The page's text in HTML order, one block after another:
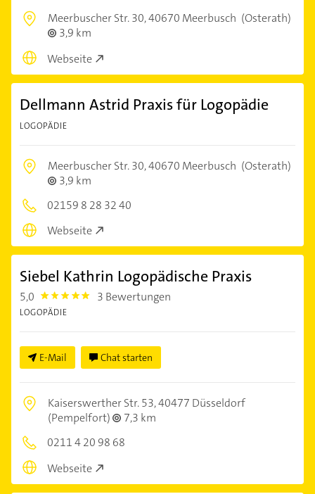
Meerbuscher Str. 30,40670 Meerbusch (Osterath)
3,9 km
Webseite
Dellmann Astrid Praxis für Logopädie
LOGOPÄDIE
Meerbuscher Str. 30,40670 Meerbusch (Osterath)
3,9 km
02159 8 28 32 40
Webseite
Siebel Kathrin Logopädische Praxis
5,0 5.0 3 Bewertungen
LOGOPÄDIE
E-Mail Chat starten
Kaiserswerther Str. 53,40477 Düsseldorf
(Pempelfort)
7,3 km
0211 4 20 98 68
Webseite